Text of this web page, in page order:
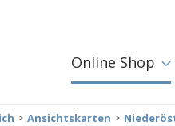
Online Shop
Ansichtskarten